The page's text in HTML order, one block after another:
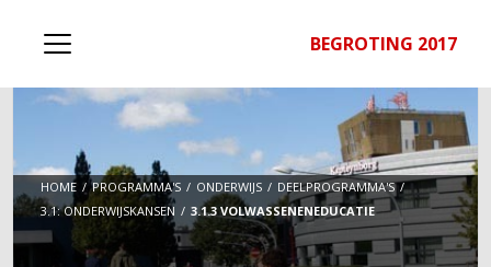
BEGROTING 2017
HOME PROGRAMMA'S ONDERWIJS
DEELPROGRAMMA'S
3.1: ONDERWIJSKANSEN
3.1.3 VOLWASSENENEDUCATIE